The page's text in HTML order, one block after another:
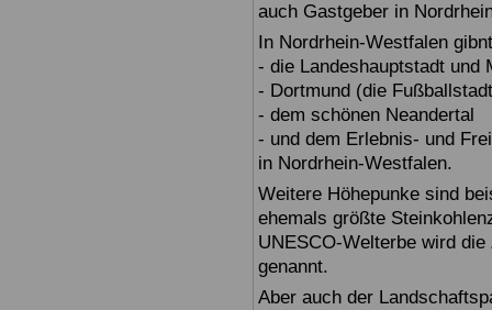
auch Gastgeber in
In Nordrhein-Westfalen
- die Landeshauptstadt und
- Dortmund (die
- dem schönen Neandertal
- und dem Erlebnis- und
in Nordrhein-Westfalen.
Weitere Höhepunke sind
ehemals größte
UNESCO-Welterbe wird
genannt.
Aber auch der